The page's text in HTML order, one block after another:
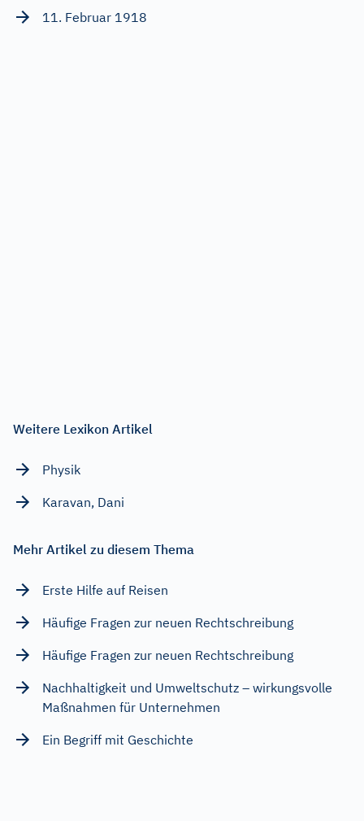
11. Februar 1918
Weitere Lexikon Artikel
Physik
Karavan, Dani
Mehr Artikel zu diesem Thema
Erste Hilfe auf Reisen
Häufige Fragen zur neuen Rechtschreibung
Häufige Fragen zur neuen Rechtschreibung
Nachhaltigkeit und Umweltschutz – wirkungsvolle
Maßnahmen für Unternehmen
Ein Begriff mit Geschichte